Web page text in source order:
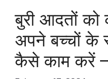
बुरी आदतों
अपने बच्चों
कैसे काम करें